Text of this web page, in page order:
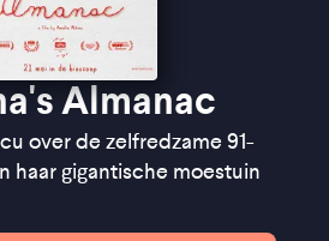
Almanac
over de zelfredzame 91-
haar gigantische moestuin